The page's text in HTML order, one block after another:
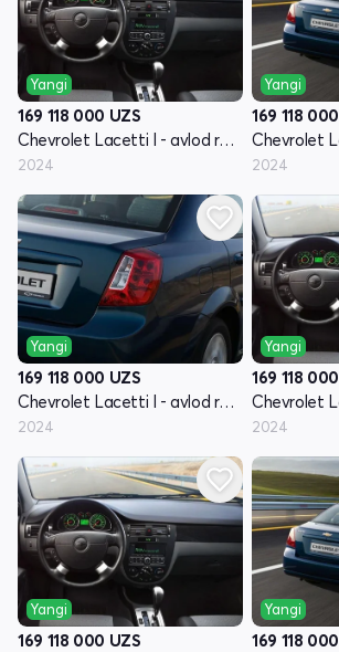
Yangi
169 118 000 UZS
Chevrolet Lacetti I - avlod restyling
2024
Yangi
169 118 000
2024
Yangi
169 118 000 UZS
Chevrolet Lacetti I - avlod restyling
2024
Yangi
169 118 000
2024
Yangi
169 118 000 UZS
Yangi
169 118 000